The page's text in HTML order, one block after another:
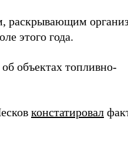
раскрывающим
этого года.
объектах топливно-
констатировал